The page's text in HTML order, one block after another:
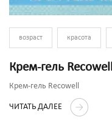
возраст красота
Крем-гель
Крем-гель Recowell
ЧИТАТЬ ДАЛЕЕ